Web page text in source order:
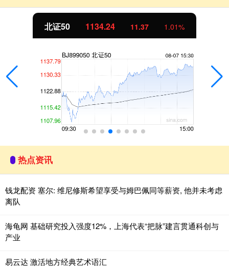
北证50 1134.24 11.37 1.01%
热点资讯
钱龙配资 塞尔: 维尼修斯希望享受与姆巴佩同等薪资, 他并未考虑
离队
海龟网 基础研究投入强度12%，上海代表“把脉”建言贯通科创与
产业
易云达 激活地方经典艺术语汇